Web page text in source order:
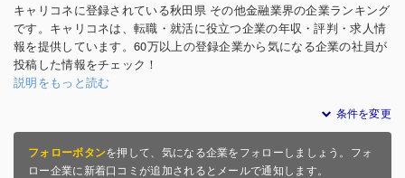
キャリコネに登録されている秋田県 その他金融業界の企業ランキング
です。キャリコネは、転職・就活に役立つ企業の年収・評判・求人情
報を提供しています。60万以上の登録企業から気になる企業の社員が
投稿した情報をチェック！
説明をもっと読む
条件を変更
フォローボタンを押して、気になる企業をフォローしましょう。フォ
ロー企業に新着口コミが追加されるとメールで通知します。